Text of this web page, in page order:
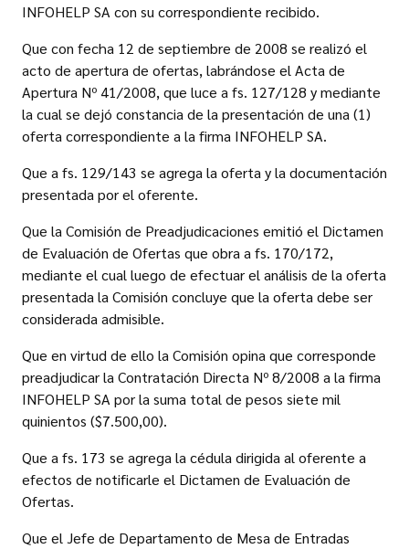
INFOHELP SA con su correspondiente recibido.
Que con fecha 12 de septiembre de 2008 se realizó el
acto de apertura de ofertas, labrándose el Acta de
Apertura Nº 41/2008, que luce a fs. 127/128 y mediante
la cual se dejó constancia de la presentación de una (1)
oferta correspondiente a la firma INFOHELP SA.
Que a fs. 129/143 se agrega la oferta y la documentación
presentada por el oferente.
Que la Comisión de Preadjudicaciones emitió el Dictamen
de Evaluación de Ofertas que obra a fs. 170/172,
mediante el cual luego de efectuar el análisis de la oferta
presentada la Comisión concluye que la oferta debe ser
considerada admisible.
Que en virtud de ello la Comisión opina que corresponde
preadjudicar la Contratación Directa Nº 8/2008 a la firma
INFOHELP SA por la suma total de pesos siete mil
quinientos ($7.500,00).
Que a fs. 173 se agrega la cédula dirigida al oferente a
efectos de notificarle el Dictamen de Evaluación de
Ofertas.
Que el Jefe de Departamento de Mesa de Entradas